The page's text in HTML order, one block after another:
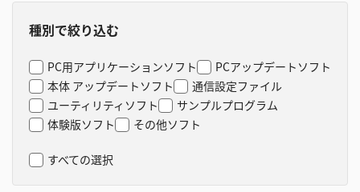
種別で絞り込む
PC用アプリケーションソフト
PCアップデートソフト
本体 アップデートソフト
通信設定ファイル
ユーティリティソフト
サンプルプログラム
体験版ソフト
その他ソフト
すべての選択